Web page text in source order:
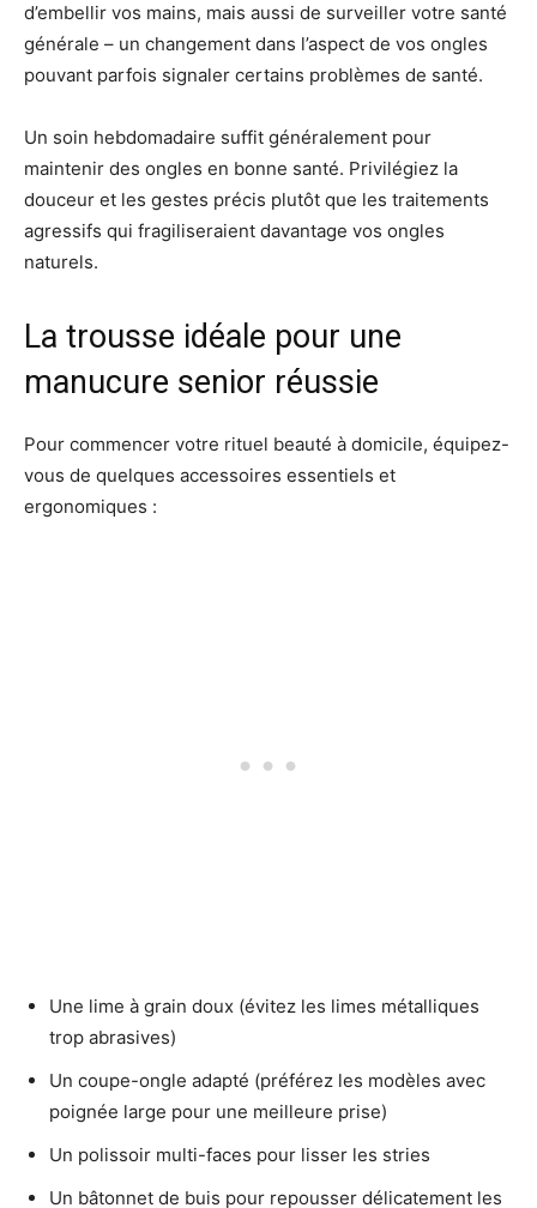
d’embellir vos mains, mais aussi de surveiller votre santé
générale – un changement dans l’aspect de vos ongles
pouvant parfois signaler certains problèmes de santé.
Un soin hebdomadaire suffit généralement pour
maintenir des ongles en bonne santé. Privilégiez la
douceur et les gestes précis plutôt que les traitements
agressifs qui fragiliseraient davantage vos ongles
naturels.
La trousse idéale pour une
manucure senior réussie
Pour commencer votre rituel beauté à domicile, équipez-
vous de quelques accessoires essentiels et
ergonomiques :
Une lime à grain doux (évitez les limes métalliques
trop abrasives)
Un coupe-ongle adapté (préférez les modèles avec
poignée large pour une meilleure prise)
Un polissoir multi-faces pour lisser les stries
Un bâtonnet de buis pour repousser délicatement les